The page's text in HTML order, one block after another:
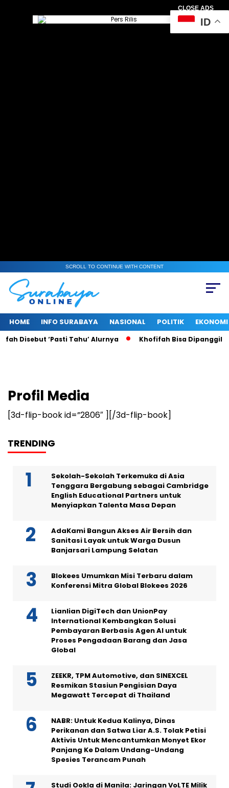
CLOSE ADS
SCROLL TO CONTINUE WITH CONTENT
HOME INFO SURABAYA NASIONAL POLITIK EKONOMI
Disebut ‘Pasti Tahu’ Alurnya Khofifah Bisa Dipanggil
Profil Media
[3d-flip-book id=”2806″ ][/3d-flip-book]
TRENDING
Sekolah-Sekolah Terkemuka di Asia
Tenggara Bergabung sebagai Cambridge
English Educational Partners untuk
Menyiapkan Talenta Masa Depan
AdaKami Bangun Akses Air Bersih dan
Sanitasi Layak untuk Warga Dusun
Banjarsari Lampung Selatan
Blokees Umumkan Misi Terbaru dalam
Konferensi Mitra Global Blokees 2026
Lianlian DigiTech dan UnionPay
International Kembangkan Solusi
Pembayaran Berbasis Agen AI untuk
Proses Pengadaan Barang dan Jasa
Global
ZEEKR, TPM Automotive, dan SINEXCEL
Resmikan Stasiun Pengisian Daya
Megawatt Tercepat di Thailand
NABR: Untuk Kedua Kalinya, Dinas
Perikanan dan Satwa Liar A.S. Tolak Petisi
Aktivis Untuk Mencantumkan Monyet Ekor
Panjang Ke Dalam Undang-Undang
Spesies Terancam Punah
Studi Ookla di Manila: Jaringan VoLTE Milik
ID